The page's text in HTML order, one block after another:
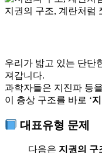
지권의 구조, 계란처럼
우리가 밟고 있는 단단
져갑니다.
과학자들은 지진파 등
이 층상 구조를 바로 ‘
대표유형 문제
다음은 지권의 구